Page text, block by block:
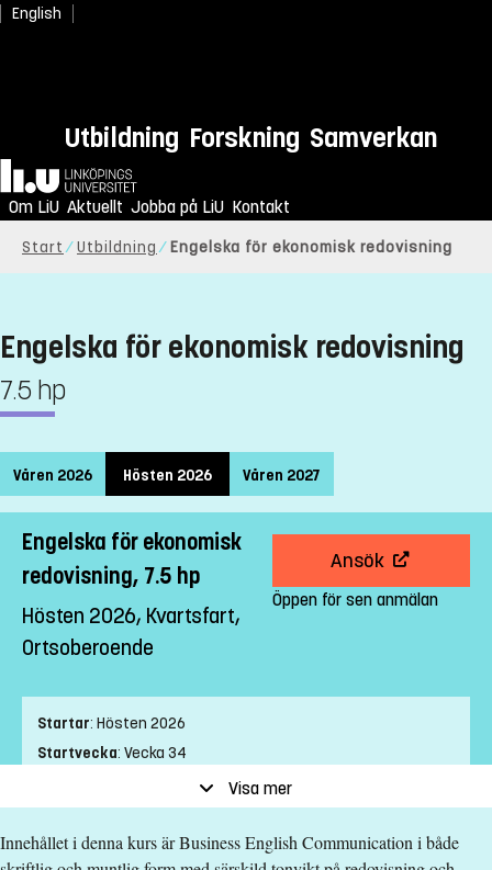
English
Utbildning Forskning Samverkan
Hem
Om LiU Aktuellt Jobba på LiU Kontakt
Start Utbildning Engelska för ekonomisk redovisning
Engelska för ekonomisk redovisning
7.5 hp
Våren 2026 Hösten 2026 Våren 2027
Engelska för ekonomisk
redovisning, 7.5 hp
Hösten 2026, Kvartsfart,
Ortsoberoende
Ansök
Öppen för sen anmälan
Startar: Hösten 2026
Startvecka: Vecka 34
Ort:Ortsoberoende
Studietakt:Kvartsfart
Visa mer
Innehållet i denna kurs är Business English Communication i både